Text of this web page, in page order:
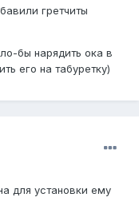
гретчиты
бы нарядить ока в
его на табуретку)
для установки ему